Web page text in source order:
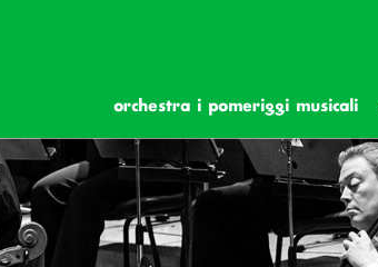
orchestra i pomeriggi musicali